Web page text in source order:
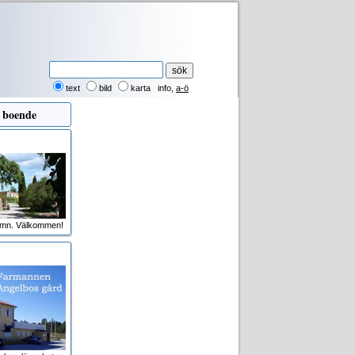
text bild karta info a-ö
Välkommen!